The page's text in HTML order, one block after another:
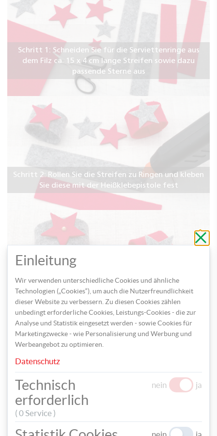
Schritt 1: Schneiden Sie für die Serviettenringe aus
dem Filz ca. 15 x 4 cm lange Streifen sowie dazu
passende Sterne aus
Schritt 2: Rollen Sie die Streifen zu Ringen und kleben
Sie diese mit der Heißklebepistole fest
Schritt 3: Befestigen Sie die Sterne auf den Ringen und
verzieren Sie diese mit dem Perlenstift
Schritt 4: Für die Gläser benötigen Sie unterschiedliche
Filzsterne, in die Sie einen Schnitt bis zur Mitte machen
und ein kleines Loch schneiden
ohne
zu
Einleitung
Wir verwenden unterschiedliche Cookies und ähnliche
Technologien („Cookies“), um auch die Nutzerfreundlichkeit
dieser Website zu verbessern. Zu diesen Cookies zählen
unbedingt erforderliche Cookies, Leistungs-Cookies - die zur
Analyse und Statistik eingesetzt werden - sowie Cookies für
Marketingzwecke - wie Personalisierung und Werbung und
Werbeangebot zu optimieren.
Datenschutz
Technisch
erforderlich
( 0 Service )
nein ja
nein ja